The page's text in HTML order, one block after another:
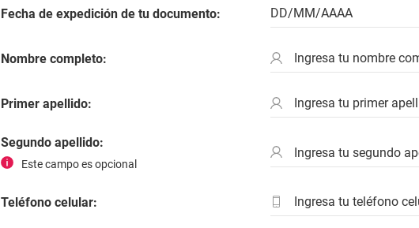
Fecha de expedición de tu documento:
Nombre completo:
Primer apellido:
Segundo apellido:
Este campo es opcional
Teléfono celular: